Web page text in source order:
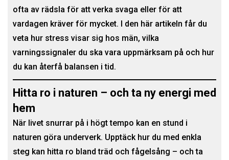
ofta av rädsla för att verka svaga eller för att
vardagen kräver för mycket. I den här artikeln får du
veta hur stress visar sig hos män, vilka
varningssignaler du ska vara uppmärksam på och hur
du kan återfå balansen i tid.
Hitta ro i naturen – och ta ny energi med
hem
När livet snurrar på i högt tempo kan en stund i
naturen göra underverk. Upptäck hur du med enkla
steg kan hitta ro bland träd och fågelsång – och ta